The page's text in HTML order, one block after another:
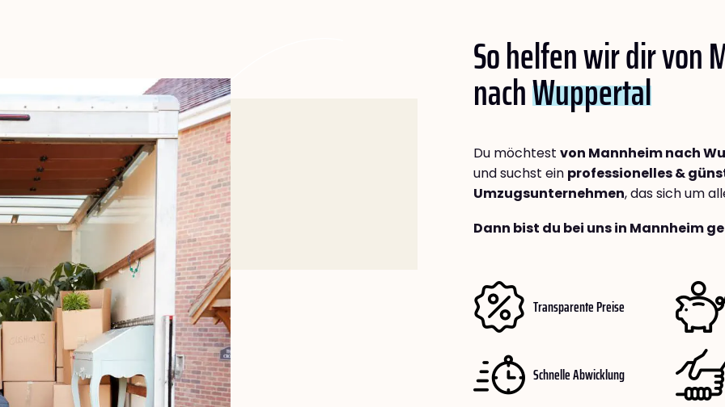
So helfen wir dir von
nachWuppertal
Du möchtest von Mannheim nach
und suchst ein professionelles &
Umzugsunternehmen, das sich um
Dann bist du bei uns in Mannheim
Transparente Preise
Schnelle Abwicklung